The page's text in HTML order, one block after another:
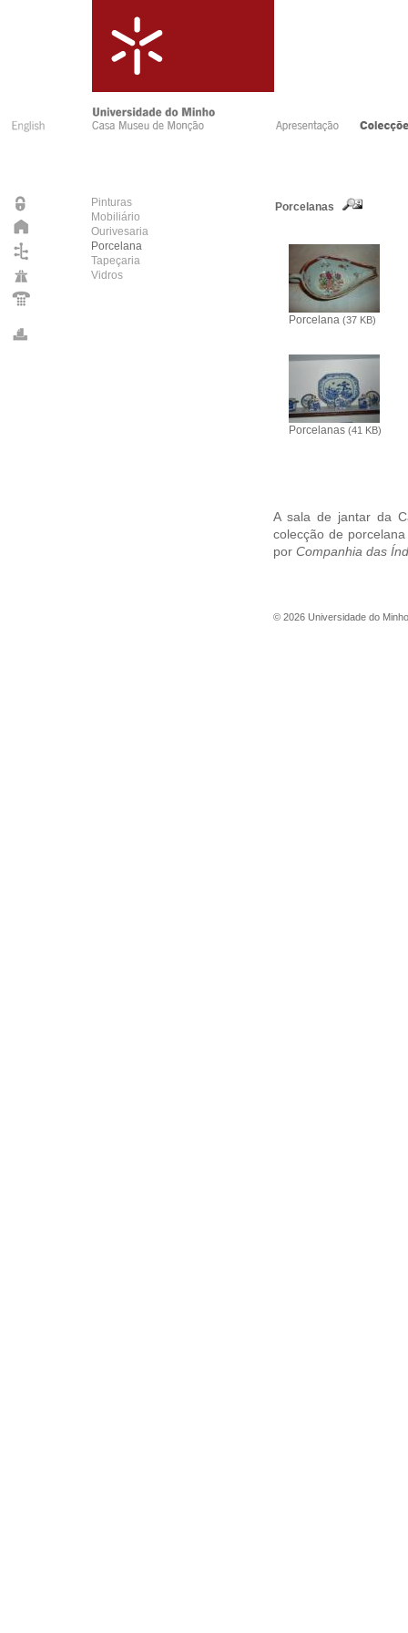
Pinturas
Mobiliário
Ourivesaria
Porcelana
Tapeçaria
Vidros
Porcelanas
Porcelana (37 KB)
Porcelanas (41 KB)
A sala de jantar da
colecção de
por Companhia das
© 2026 Universidade do